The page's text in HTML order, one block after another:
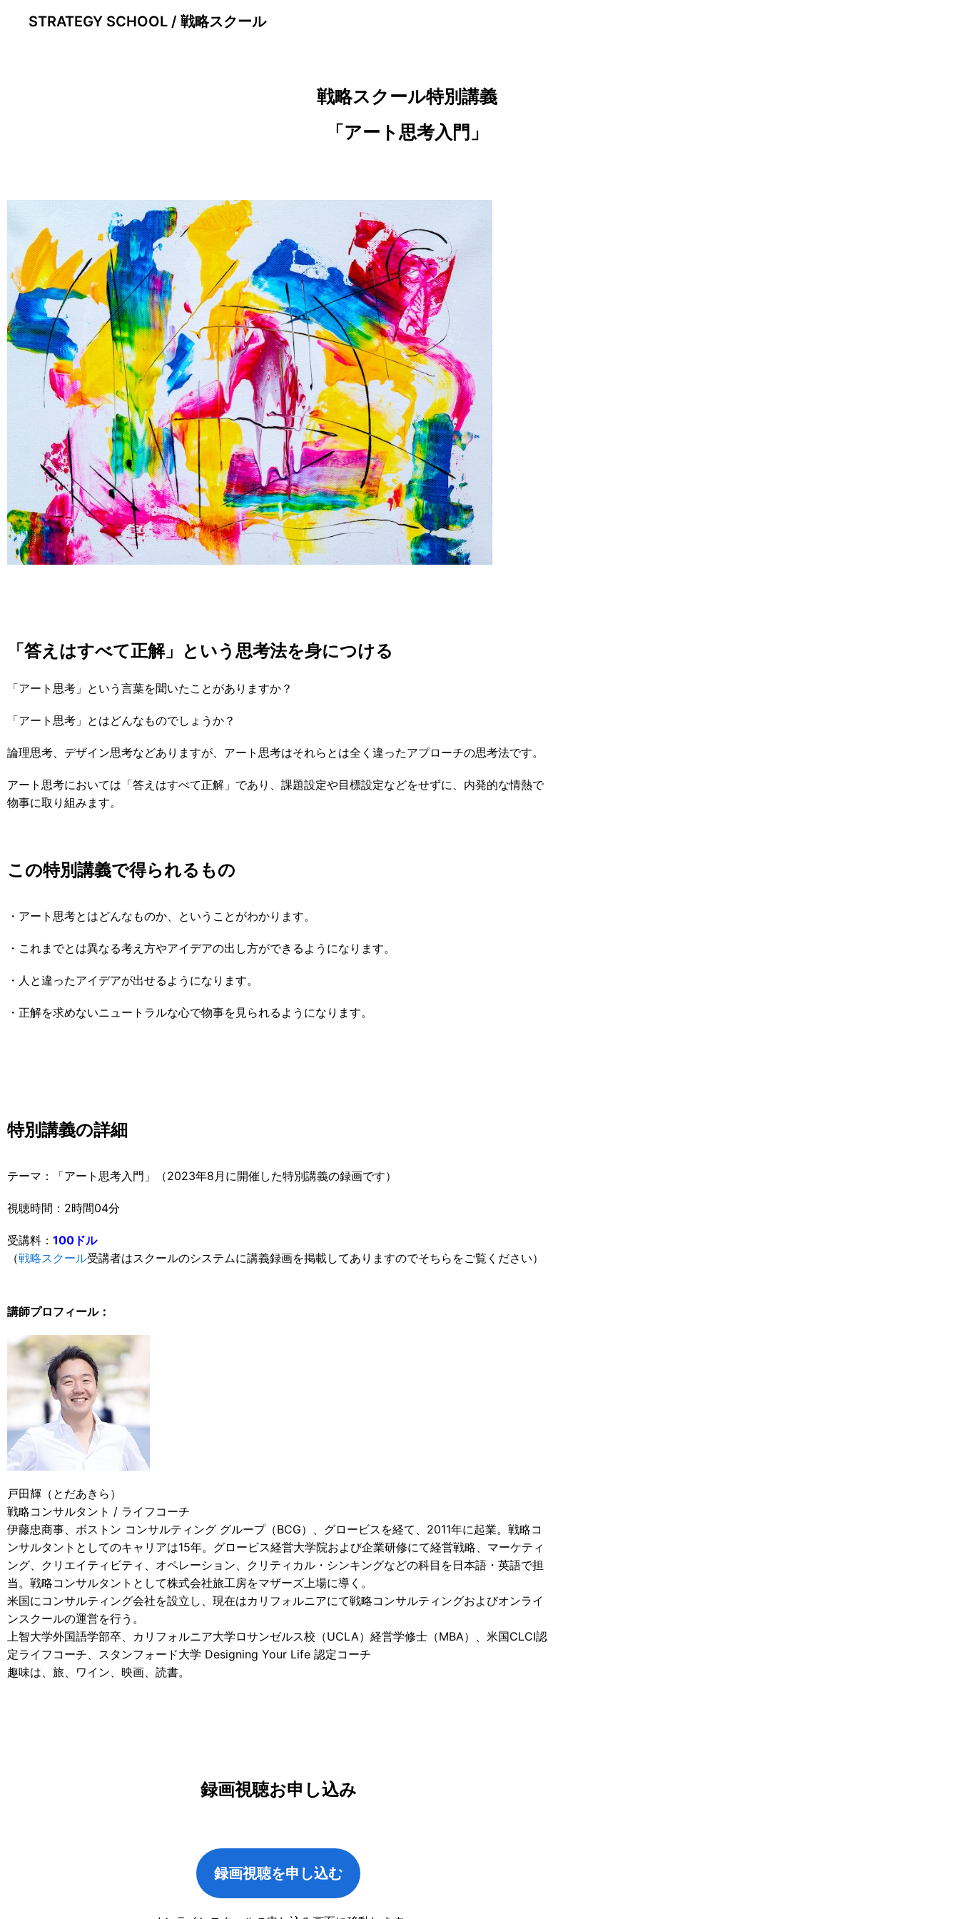
STRATEGY SCHOOL / 戦略スクール
戦略スクール特別講義
「アート思考入門」
「答えはすべて正解」という思考法を身につける
「アート思考」という言葉を聞いたことがありますか？
「アート思考」とはどんなものでしょうか？
論理思考、デザイン思考などありますが、アート思考はそれらとは全く違ったアプローチの思考法です。
アート思考においては「答えはすべて正解」であり、課題設定や目標設定などをせずに、内発的な情熱で
物事に取り組みます。
この特別講義で得られるもの
・アート思考とはどんなものか、ということがわかります。
・これまでとは異なる考え方やアイデアの出し方ができるようになります。
・人と違ったアイデアが出せるようになります。
・正解を求めないニュートラルな心で物事を見られるようになります。
特別講義の詳細
テーマ：「アート思考入門」（2023年8月に開催した特別講義の録画です）
視聴時間：2時間04分
受講料： 100ドル
（戦略スクール受講者はスクールのシステムに講義録画を掲載してありますのでそちらをご覧ください）
講師プロフィール：
戸田輝（とだあきら）
戦略コンサルタント / ライフコーチ
伊藤忠商事、ボストン コンサルティング グループ（BCG）、グロービスを経て、2011年に起業。戦略コ
ンサルタントとしてのキャリアは15年。グロービス経営大学院および企業研修にて経営戦略、マーケティ
ング、クリエイティビティ、オペレーション、クリティカル・シンキングなどの科目を日本語・英語で担
当。戦略コンサルタントとして株式会社旅工房をマザーズ上場に導く。
米国にコンサルティング会社を設立し、現在はカリフォルニアにて戦略コンサルティングおよびオンライ
ンスクールの運営を行う。
上智大学外国語学部卒、カリフォルニア大学ロサンゼルス校（UCLA）経営学修士（MBA）、米国CLCI認
定ライフコーチ、スタンフォード大学 Designing Your Life 認定コーチ
趣味は、旅、ワイン、映画、読書。
録画視聴お申し込み
録画視聴を申し込む